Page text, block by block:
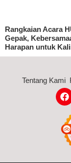
Rangkaian Acara
Gepak,
Harapan untuk
Tentang Kami